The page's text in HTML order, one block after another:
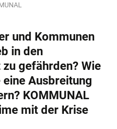
und Kommunen
in den
gefährden? Wie
eine Ausbreitung
KOMMUNAL
mit der Krise